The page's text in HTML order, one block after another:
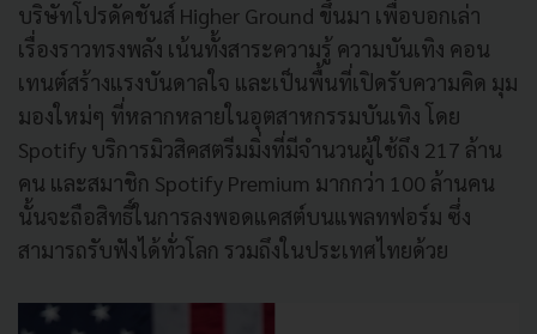
บริษัทโปรดัคชันส์ Higher Ground ขึ้นมา เพื่อบอกเล่า
เรื่องราวทรงพลัง เน้นทั้งสาระความรู้ ความบันเทิง คอน
เทนต์สร้างแรงบันดาลใจ และเป็นพื้นที่เปิดรับความคิด มุม
มองใหม่ๆ ที่หลากหลายในอุตสาหกรรมบันเทิง โดย
Spotify บริการมิวสิคสตรีมมิ่งที่มีจำนวนผู้ใช้ถึง 217 ล้าน
คน และสมาชิก Spotify Premium มากกว่า 100 ล้านคน
นั้นจะถือสิทธิ์ในการลงพอดแคสต์บนแพลทฟอร์ม ซึ่ง
สามารถรับฟังได้ทั่วโลก รวมถึงในประเทศไทยด้วย